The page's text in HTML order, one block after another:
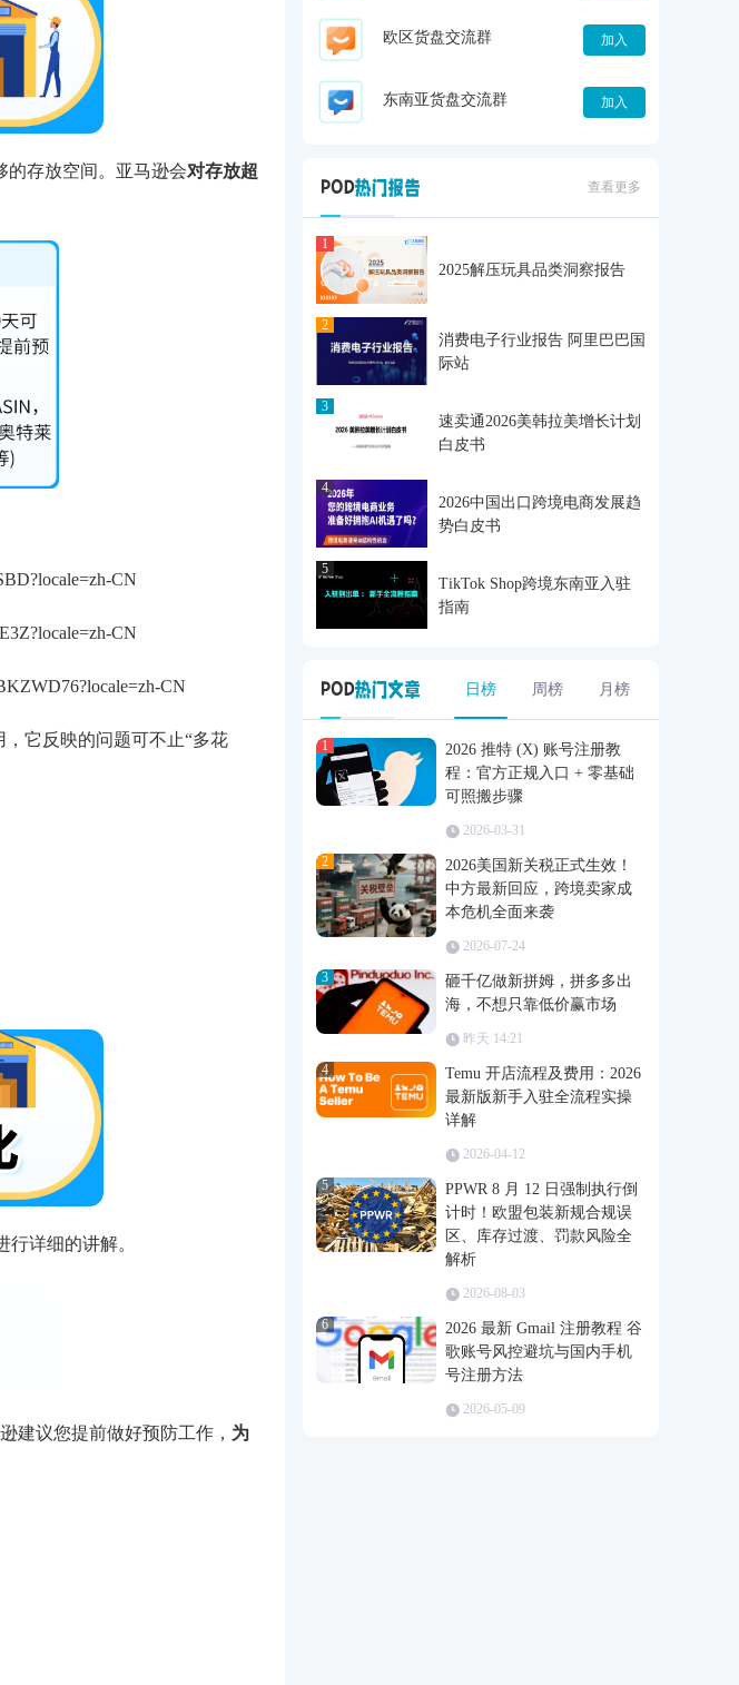
的存放空间。亚马逊会对存放超
CN
CN
CN
它反映的问题可不止“多花
行详细的讲解。
建议您提前做好预防工作， 为
欧区货盘交流群 加入
东南亚货盘交流群 加入
查看更多
1
2025解压玩具品类洞察报告
2
消费电子行业报告 阿里巴巴国
际站
3
速卖通2026美韩拉美增长计划
白皮书
4
2026中国出口跨境电商发展趋
势白皮书
5
TikTok Shop跨境东南亚入驻
指南
日榜 周榜 月榜
1
2026 推特 (X) 账号注册教
程：官方正规入口 + 零基础
可照搬步骤
2026-03-31
2
2026美国新关税正式生效！
中方最新回应，跨境卖家成
本危机全面来袭
2026-07-24
3
砸千亿做新拼姆，拼多多出
海，不想只靠低价赢市场
昨天 14:21
4
Temu 开店流程及费用：2026
最新版新手入驻全流程实操
详解
2026-04-12
5
PPWR 8 月 12 日强制执行倒
计时！欧盟包装新规合规误
区、库存过渡、罚款风险全
解析
2026-08-03
6
2026 最新 Gmail 注册教程 谷
歌账号风控避坑与国内手机
号注册方法
2026-05-09